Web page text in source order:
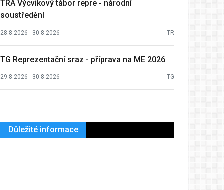
TRA Výcvikový tábor repre - národní
soustředění
28.8.2026 - 30.8.2026 TR
TG Reprezentační sraz - příprava na ME 2026
29.8.2026 - 30.8.2026 TG
Důležité informace